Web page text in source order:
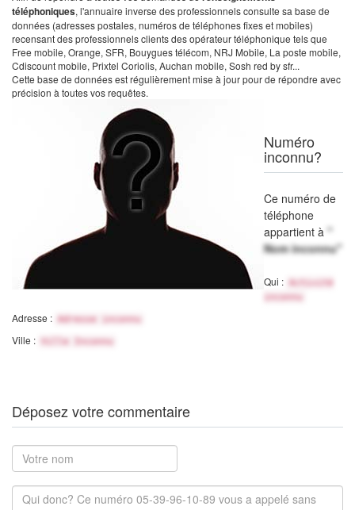
téléphoniques, l'annuaire inverse des professionnels consulte sa base de
données (adresses postales, numéros de téléphones fixes et mobiles)
recensant des professionnels clients des opérateur téléphonique tels que
Free mobile, Orange, SFR, Bouygues télécom, NRJ Mobile, La poste mobile,
Cdiscount mobile, Prixtel Coriolis, Auchan mobile, Sosh red by sfr...
Cette base de données est régulièrement mise à jour pour de répondre avec
précision à toutes vos requêtes.
Numéro
inconnu?
Ce numéro de
téléphone
appartient à "
Nom inconnu"
Qui :
Activité
inconnu
Adresse : Adresse inconnu
Ville : Ville Inconnu
Déposez votre commentaire